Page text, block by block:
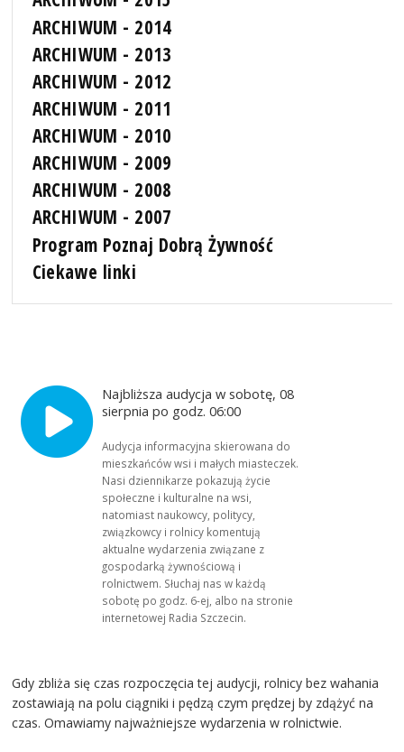
ARCHIWUM - 2014
ARCHIWUM - 2013
ARCHIWUM - 2012
ARCHIWUM - 2011
ARCHIWUM - 2010
ARCHIWUM - 2009
ARCHIWUM - 2008
ARCHIWUM - 2007
Program Poznaj Dobrą Żywność
Ciekawe linki
Najbliższa audycja w sobotę, 08
sierpnia po godz. 06:00
Audycja informacyjna skierowana do
mieszkańców wsi i małych miasteczek.
Nasi dziennikarze pokazują życie
społeczne i kulturalne na wsi,
natomiast naukowcy, politycy,
związkowcy i rolnicy komentują
aktualne wydarzenia związane z
gospodarką żywnościową i
rolnictwem. Słuchaj nas w każdą
sobotę po godz. 6-ej, albo na stronie
internetowej Radia Szczecin.
Gdy zbliża się czas rozpoczęcia tej audycji, rolnicy bez wahania
zostawiają na polu ciągniki i pędzą czym prędzej by zdążyć na
czas. Omawiamy najważniejsze wydarzenia w rolnictwie.